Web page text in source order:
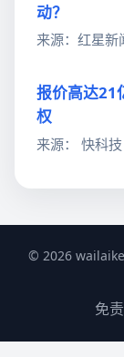
动？
来源：红星新
报价高达21
权
来源： 快科技
© 2026
免